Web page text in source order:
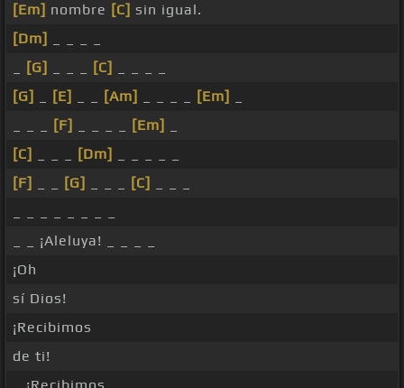
[Em] nombre [C] sin igual.
[Dm]
[G] [C]
[G]
[E] [Am] [Em]
[F] [Em]
[C]
[Dm]
[F]
[G] [C]
_ _ ¡Aleluya! _ _ _ _
¡Oh
sí Dios!
¡Recibimos
de ti!